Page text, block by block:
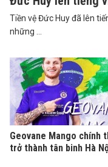
Tiền vệ Đức Huy đã lên
những ...
Geovane Mango chính
trở thành tân binh Hà